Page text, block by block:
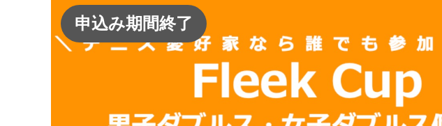
申込み期間終了